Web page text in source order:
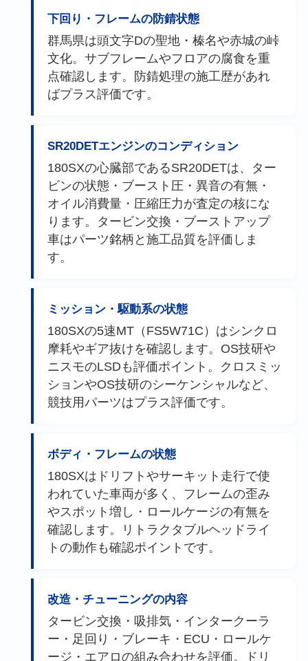
下回り・フレームの防錆状態
群馬県は頭文字Dの聖地・榛名や赤城の峠
文化。サブフレームやフロアの腐食を重
点確認します。防錆処理の施工歴があれ
ばプラス評価です。
SR20DETエンジンのコンディション
180SXの心臓部であるSR20DETは、ター
ビンの状態・ブースト圧・異音の有無・
オイル消費量・圧縮圧力が査定の核にな
ります。タービン交換・ブーストアップ
車はパーツ銘柄と施工品質を評価しま
す。
ミッション・駆動系の状態
180SXの5速MT（FS5W71C）はシンクロ
摩耗やギア抜けを確認します。OS技研や
ニスモのLSDも評価ポイント。クロスミッ
ションやOS技研のシーケンシャルなど、
競技用パーツはプラス評価です。
ボディ・フレームの状態
180SXはドリフトやサーキット走行で使
われていた車両が多く、フレームの歪み
やスポット増し・ロールケージの有無を
確認します。リトラクタブルヘッドライ
トの動作も確認ポイントです。
改造・チューニングの内容
タービン交換・吸排気・インタークーラ
ー・足回り・ブレーキ・ECU・ロールケ
ージ・エアロの組み合わせを評価。ドリ